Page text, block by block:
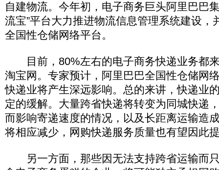
自建物流。今年初，电子商务巨头阿里巴巴
流宝”平台大力推进物流信息管理系统建设，
全国性仓储网络平台。
目前，80%左右的电子商务快递业务都
淘宝网。专家预计，阿里巴巴全国性仓储网
快递业将产生深远影响。总的来讲，快递业
定的缓解。大量跨省快递将转变为同城快递
而影响寄递速度的情况，以及长距离运输造
将相应减少，网购快递服务质量也有望因此
另一方面，那些因无法支持跨省运输而